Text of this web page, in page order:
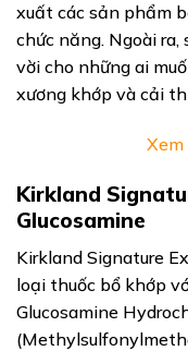
xuất các sản phẩm
chức năng. Ngoài
vời cho những ai
xương khớp và cải
Kirkland
Glucosamine
Kirkland Signature
loại thuốc bổ khớp
Glucosamine